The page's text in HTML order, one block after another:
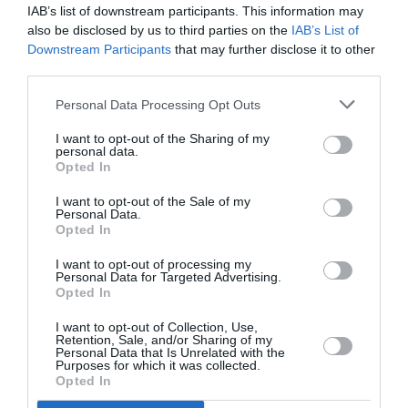
IAB’s list of downstream participants. This information may
also be disclosed by us to third parties on the IAB’s List of
Downstream Participants that may further disclose it to other
Personal Data Processing Opt Outs
I want to opt-out of the Sharing of my
personal data.
Opted In
I want to opt-out of the Sale of my
Personal Data.
Opted In
I want to opt-out of processing my
Personal Data for Targeted Advertising.
Opted In
I want to opt-out of Collection, Use,
Retention, Sale, and/or Sharing of my
Personal Data that Is Unrelated with the
Purposes for which it was collected.
Opted In
Animalele au fost reținute de poliție, iar locuitorii din
locuitori Corta denunță presupusa lipsă de control
aici, poliția municipală și agenția teritorială de sănătate
trebuie să fie vigilente în aceste cazuri!
purtătorul de cuvânt.
Articolul anterior
Patratanu, fostă profesoară de matematică
în Romania: de la pasiunea pentru bijuterii,
la AtypicalLab
Următorul articol